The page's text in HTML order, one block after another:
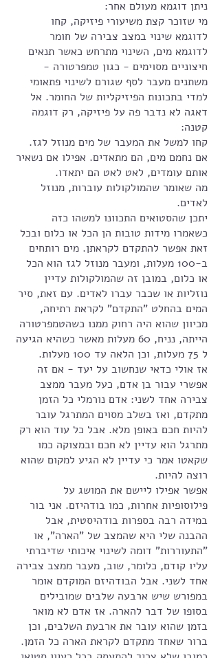
ניתן דוגמא מעולם אחר:
מי שזוכר קצת משיעורי פיזיקה, קחו
לדוגמא שינוי במצב צבירה של חומר
לדוגמא מים, השינוי מתרחש כאשר תנאים
חיצוניים מסוימים - כגון טמפרטורה -
משתנים מעבר לסף שגורם לשינוי פתאומי
למדי בתכונות הפיזיקליות של החומר. אל
דאגה לא נדבר פה על פיזיקה, רק דוגמה
קטנה:
קחו למשל את המעבר של מים מנוזל לגז.
אם נחמם מים, הם מתאדים. אפילו אם נשאיר
אותם עומדים, לאט לאט הם יתאדו.
מה שאומר שהמולקולות עוברות, מנוזל
לאדים.
יתכן שהסטואים התכוונו למשהו כזה
כשאמרו מידות טובות הן הכל או כלום ובכל
זאת אפשר להתקדם לקראתן. מים רותחים
ב-100 מעלות, ומעבר מנוזל לגז הוא הכל
או כלום, במובן זה שהמולקולות עדיין
נוזליות או שכבר עברו לאדים. עם זאת, סיר
המים בהחלט "התקדם" לקראת רתיחה,
מכיוון שהוא היה רחוק ממנו כשהטמפרטורה
הייתה, נניח, 60 מעלות מאשר כשהיא הגיעה
ל 75 מעלות, וכן הלאה עד 100 מעלות.
אז אולי כדאי שנחשוב על יעד - אם זה
אפשרי עבור בן אדם, כעל מעבר ממצב
צבירה אחד לשני: אדם נורמלי כל הזמן
מתקדם, ואז בשלב מסוים המתרגל עובר
להיות חכם באופן מלא. אבל כל עוד הוא רק
מתרגל הוא עדיין לא חכם ובמצוקה כמו
שקאטו אמר כי עדיין לא הגיע למקום שהוא
רוצה להיות.
אפשר אפילו ליישם את המושג על
פילוסופיות אחרות, כמו בודהיזם. אני בור
במידה רבה בספרות בודהיסטית, אבל
ההבנה שלי היא שהמצב של "הארה", או
"התעוררות" דומה לשינוי איכותי שדיברתי
עליו קודם, כלומר, שוב, מעבר ממצב צבירה
אחד לשני. אבל הבודהיזם המוקדם אומר
במפורש שיש ארבעה שלבים שמובילים
בסופו של דבר להארה. אז אדם לא מואר
בזמן שהוא עובר את ארבעת השלבים, וכן
ברור שאחד מתקדם לקראת הארה כל הזמן.